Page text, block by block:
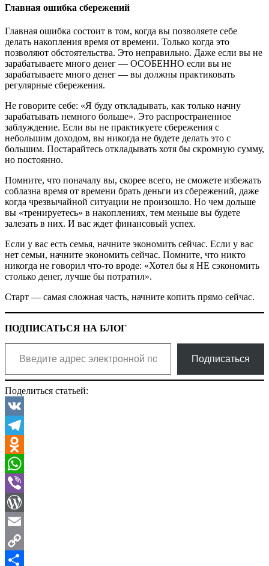
Главная ошибка сбережений
Главная ошибка состоит в том, когда вы позволяете себе
делать накопления время от времени. Только когда это
позволяют обстоятельства. Это неправильно. Даже если вы не
зарабатываете много денег — ОСОБЕННО если вы не
зарабатываете много денег — вы должны практиковать
регулярные сбережения.
Не говорите себе: «Я буду откладывать, как только начну
зарабатывать немного больше». Это распространенное
заблуждение. Если вы не практикуете сбережения с
небольшим доходом, вы никогда не будете делать это с
большим. Постарайтесь откладывать хотя бы скромную сумму,
но постоянно.
Помните, что поначалу вы, скорее всего, не сможете избежать
соблазна время от времени брать деньги из сбережений, даже
когда чрезвычайной ситуации не произошло. Но чем дольше
вы «тренируетесь» в накоплениях, тем меньше вы будете
залезать в них. И вас ждет финансовый успех.
Если у вас есть семья, начните экономить сейчас. Если у вас
нет семьи, начните экономить сейчас. Помните, что никто
никогда не говорил что-то вроде: «Хотел бы я НЕ сэкономить
столько денег, лучше бы потратил».
Старт — самая сложная часть, начните копить прямо сейчас.
ПОДПИСАТЬСЯ НА БЛОГ
Введите адрес электронной почты…
Подписаться
Поделиться статьей:
VK
Telegram
Odnoklassniki
WhatsApp
Viber
WordPress
Email
Copy